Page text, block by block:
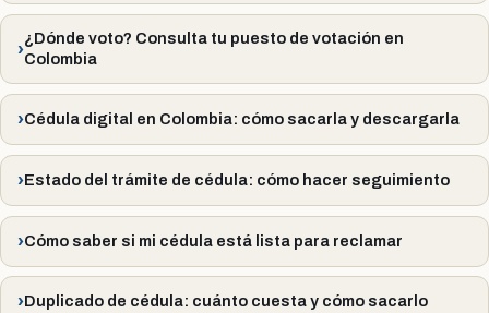
¿Dónde voto? Consulta tu puesto de votación en
Colombia
Cédula digital en Colombia: cómo sacarla y descargarla
Estado del trámite de cédula: cómo hacer seguimiento
Cómo saber si mi cédula está lista para reclamar
Duplicado de cédula: cuánto cuesta y cómo sacarlo